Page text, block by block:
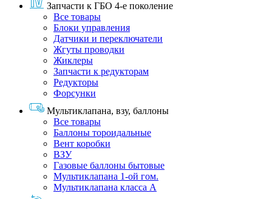
Запчасти к ГБО 4-е поколение
Все товары
Блоки управления
Датчики и переключатели
Жгуты проводки
Жиклеры
Запчасти к редукторам
Редукторы
Форсунки
Мультиклапана, взу, баллоны
Все товары
Баллоны тороидальные
Вент коробки
ВЗУ
Газовые баллоны бытовые
Мультиклапана 1-ой гом.
Мультиклапана класса А